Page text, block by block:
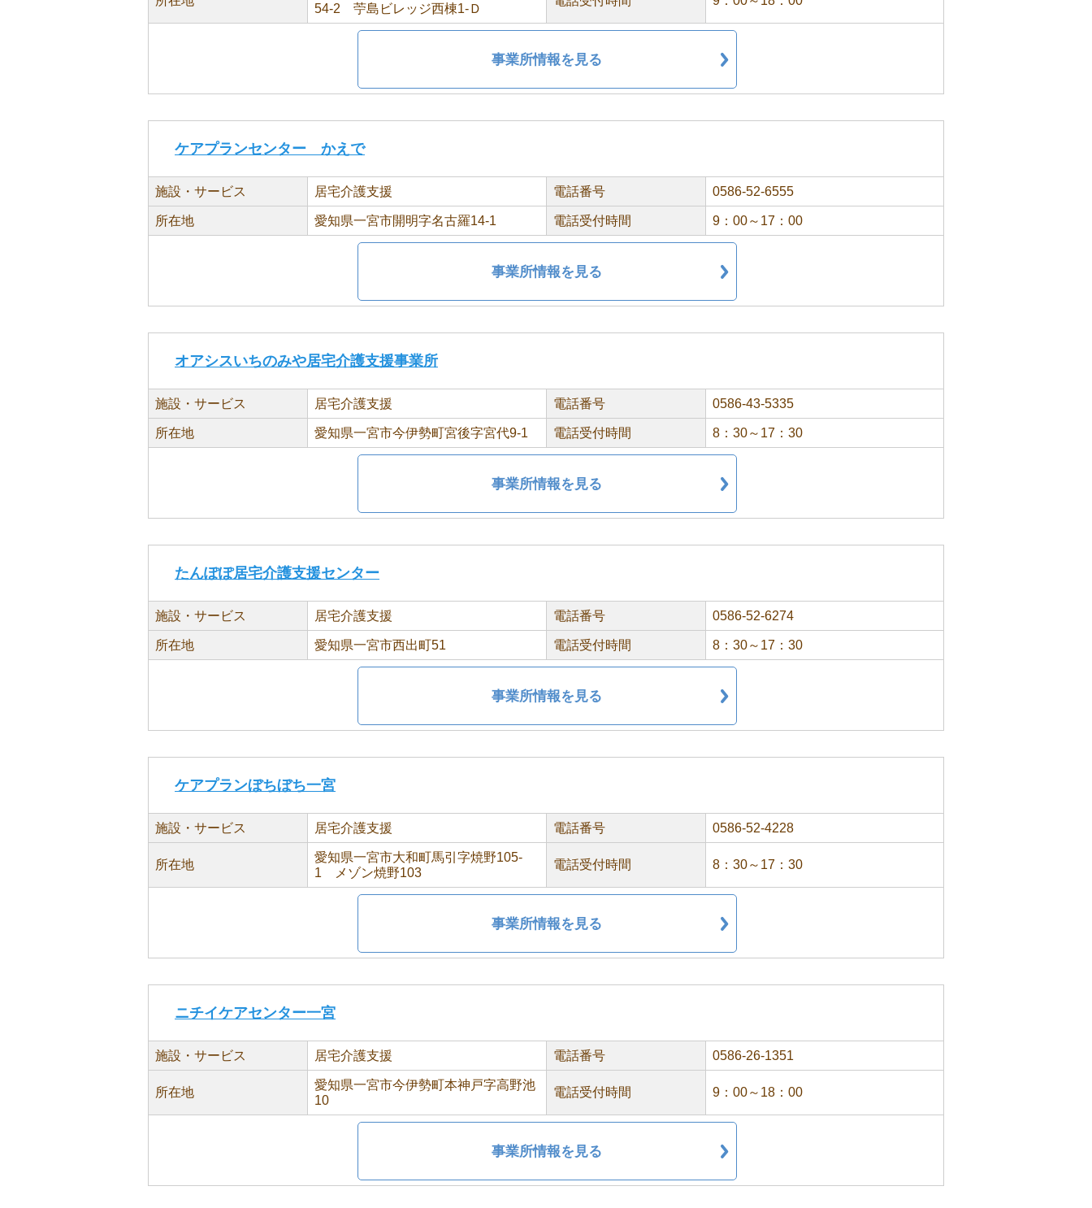
54-2 苧島ビレッジ西棟1-Ｄ
事業所情報を見る
ケアプランセンター かえで
施設・サービス 居宅介護支援 電話番号 0586-52-6555
所在地 愛知県一宮市開明字名古羅14-1 電話受付時間 9：00～17：00
事業所情報を見る
オアシスいちのみや居宅介護支援事業所
施設・サービス 居宅介護支援 電話番号 0586-43-5335
所在地 愛知県一宮市今伊勢町宮後字宮代9-1 電話受付時間 8：30～17：30
事業所情報を見る
たんぽぽ居宅介護支援センター
施設・サービス 居宅介護支援 電話番号 0586-52-6274
所在地 愛知県一宮市西出町51 電話受付時間 8：30～17：30
事業所情報を見る
ケアプランぼちぼち一宮
施設・サービス 居宅介護支援 電話番号 0586-52-4228
所在地
愛知県一宮市大和町馬引字焼野105-
1 メゾン焼野103
電話受付時間 8：30～17：30
事業所情報を見る
ニチイケアセンター一宮
施設・サービス 居宅介護支援 電話番号 0586-26-1351
所在地
愛知県一宮市今伊勢町本神戸字高野池
10
電話受付時間 9：00～18：00
事業所情報を見る